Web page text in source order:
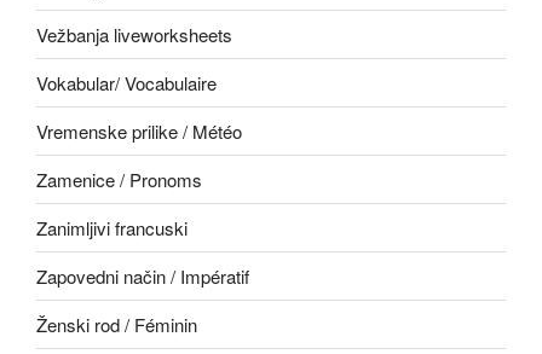
Vežbanja liveworksheets
Vokabular/ Vocabulaire
Vremenske prilike / Météo
Zamenice / Pronoms
Zanimljivi francuski
Zapovedni način / Impératif
Ženski rod / Féminin